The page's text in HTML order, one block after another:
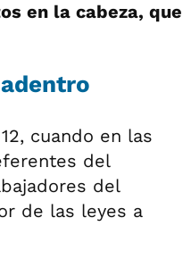
en la cabeza, que
cuando en las
del
del
de las leyes a